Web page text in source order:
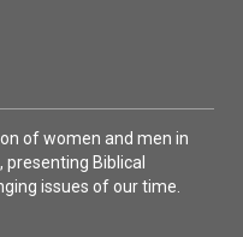
of women and men in
Biblical
issues of our time.